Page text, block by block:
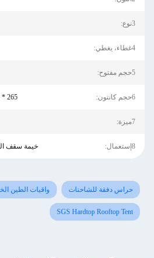
3نوع:
4غطاء، يغطي:
5حجم مفتوح:
6حجم كانتون: 265 * 15 * 10 سم / 215 * 15 * 10 سم
7ميزة:
8إستعمال: خيمة سقف
حراس دفقة للشاحنات واقيات الطين
SGS Hardtop Rooftop Tent